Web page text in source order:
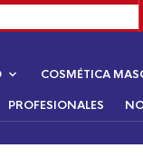
COSMÉTICA
PROFESIONALES